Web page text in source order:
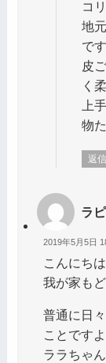
コ
地
です
皮
く
上
物
返信
ラ
2019年5月5日
こんにちは
我が家も
普通に日
ことです
ララちゃ